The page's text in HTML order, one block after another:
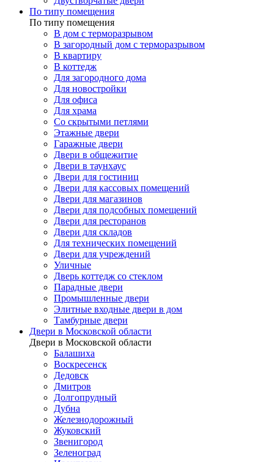
По типу помещения
По типу помещения
В дом с терморазрывом
В загородный дом с терморазрывом
В квартиру
В коттедж
Для загородного дома
Для новостройки
Для офиса
Для храма
Со скрытыми петлями
Этажные двери
Гаражные двери
Двери в общежитие
Двери в таунхаус
Двери для гостиниц
Двери для кассовых помещений
Двери для магазинов
Двери для подсобных помещений
Двери для ресторанов
Двери для складов
Для технических помещений
Двери для учреждений
Уличные
Дверь коттедж со стеклом
Парадные двери
Промышленные двери
Элитные входные двери в дом
Тамбурные двери
Двери в Московской области
Двери в Московской области
Балашиха
Воскресенск
Дедовск
Дмитров
Долгопрудный
Дубна
Железнодорожный
Жуковский
Звенигород
Зеленоград